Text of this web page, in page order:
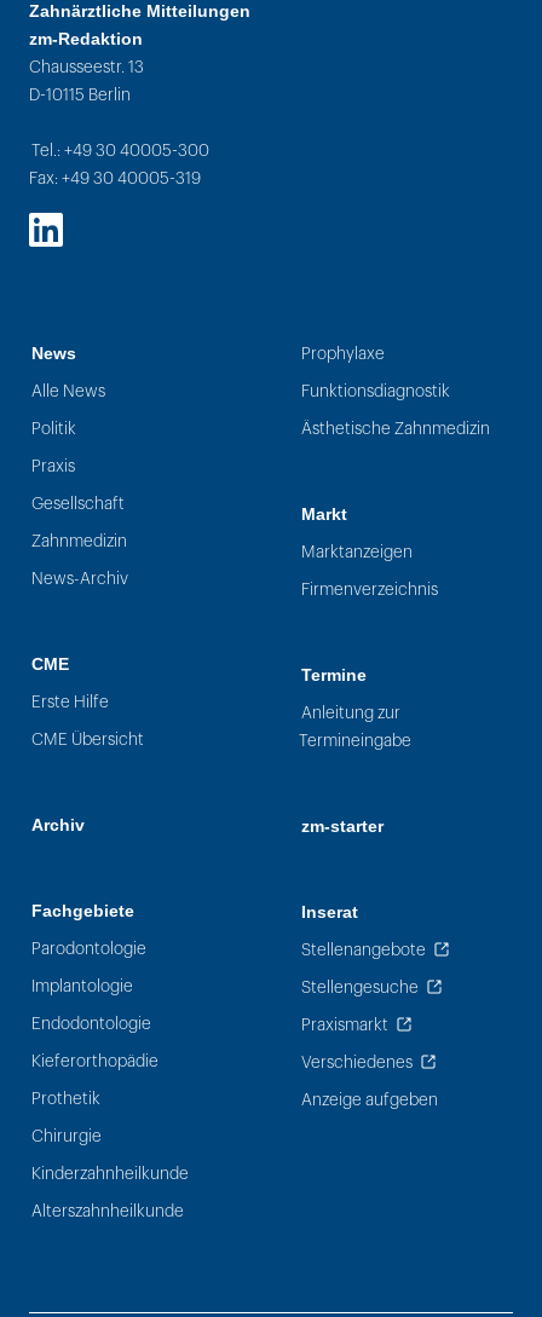
Zahnärztliche Mitteilungen
zm-Redaktion
Chausseestr. 13
D-10115 Berlin
Tel.: +49 30 40005-300
Fax: +49 30 40005-319
LinkedIn
News
Alle News
Politik
Praxis
Gesellschaft
Zahnmedizin
News-Archiv
CME
Erste Hilfe
CME Übersicht
Archiv
Fachgebiete
Parodontologie
Implantologie
Endodontologie
Kieferorthopädie
Prothetik
Chirurgie
Kinderzahnheilkunde
Alterszahnheilkunde
Prophylaxe
Funktionsdiagnostik
Ästhetische Zahnmedizin
Markt
Marktanzeigen
Firmenverzeichnis
Termine
Anleitung zur
Termineingabe
zm-starter
Inserat
Stellenangebote
Stellengesuche
Praxismarkt
Verschiedenes
Anzeige aufgeben